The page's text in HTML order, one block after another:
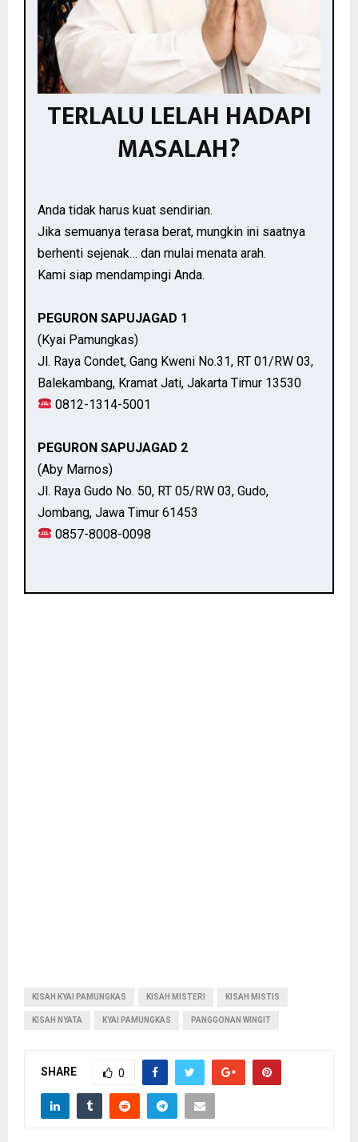
TERLALU LELAH HADAPI
MASALAH?
Anda tidak harus kuat sendirian.
Jika semuanya terasa berat, mungkin ini saatnya
berhenti sejenak… dan mulai menata arah.
Kami siap mendampingi Anda.
PEGURON SAPUJAGAD 1
(Kyai Pamungkas)
Jl. Raya Condet, Gang Kweni No.31, RT 01/RW 03,
Balekambang, Kramat Jati, Jakarta Timur 13530
0812-1314-5001
PEGURON SAPUJAGAD 2
(Aby Marnos)
Jl. Raya Gudo No. 50, RT 05/RW 03, Gudo,
Jombang, Jawa Timur 61453
0857-8008-0098
KISAH KYAI PAMUNGKAS KISAH MISTERI KISAH MISTIS
KISAH NYATA KYAI PAMUNGKAS PANGGONAN WINGIT
SHARE 0